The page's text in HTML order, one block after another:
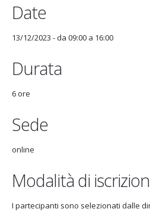
Date
13/12/2023 -da 09:00 a 16:00
Durata
6 ore
Sede
online
Modalità di
I partecipanti sono selezionati dalle